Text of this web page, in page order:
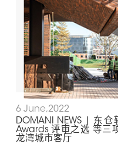
6 June,2022
DOMANI NEWS | 东
Awards 评审之选 等三
龙湾城市客厅